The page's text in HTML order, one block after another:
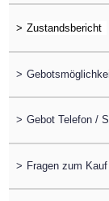
>
>
> Gebot Telefon /
> Fragen zum Kauf